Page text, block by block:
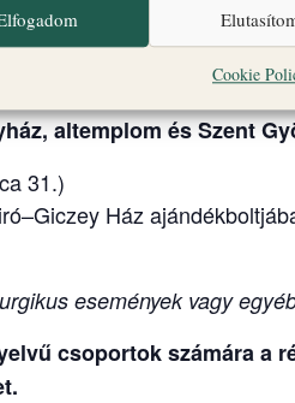
Cookie
a Szent György Kápolnát
altemplom és Szent
31.)
Ház
események vagy
csoportok számára a